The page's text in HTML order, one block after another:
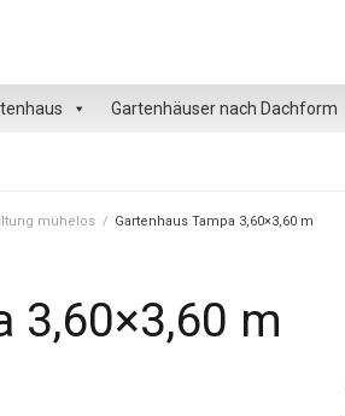
Gartenhäuser nach Dachform
mühelos / Gartenhaus Tampa 3,60×3,60 m
3,60×3,60 m